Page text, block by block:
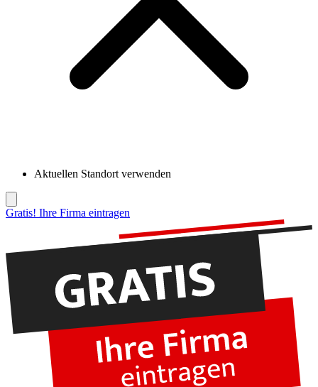
Aktuellen Standort verwenden
Gratis! Ihre Firma eintragen